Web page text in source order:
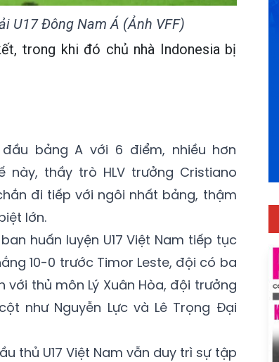
U17 Đông Nam Á (Ảnh VFF)
trong khi đó chủ nhà Indonesia bị
bảng A với 6 điểm, nhiều hơn
này, thầy trò HLV trưởng Cristiano
đi tiếp với ngôi nhất bảng, thậm
lớn.
huấn luyện U17 Việt Nam tiếp tục
10-0 trước Timor Leste, đội có ba
thủ môn Lý Xuân Hòa, đội trưởng
như Nguyễn Lực và Lê Trọng Đại
thủ U17 Việt Nam vẫn duy trì sự tập